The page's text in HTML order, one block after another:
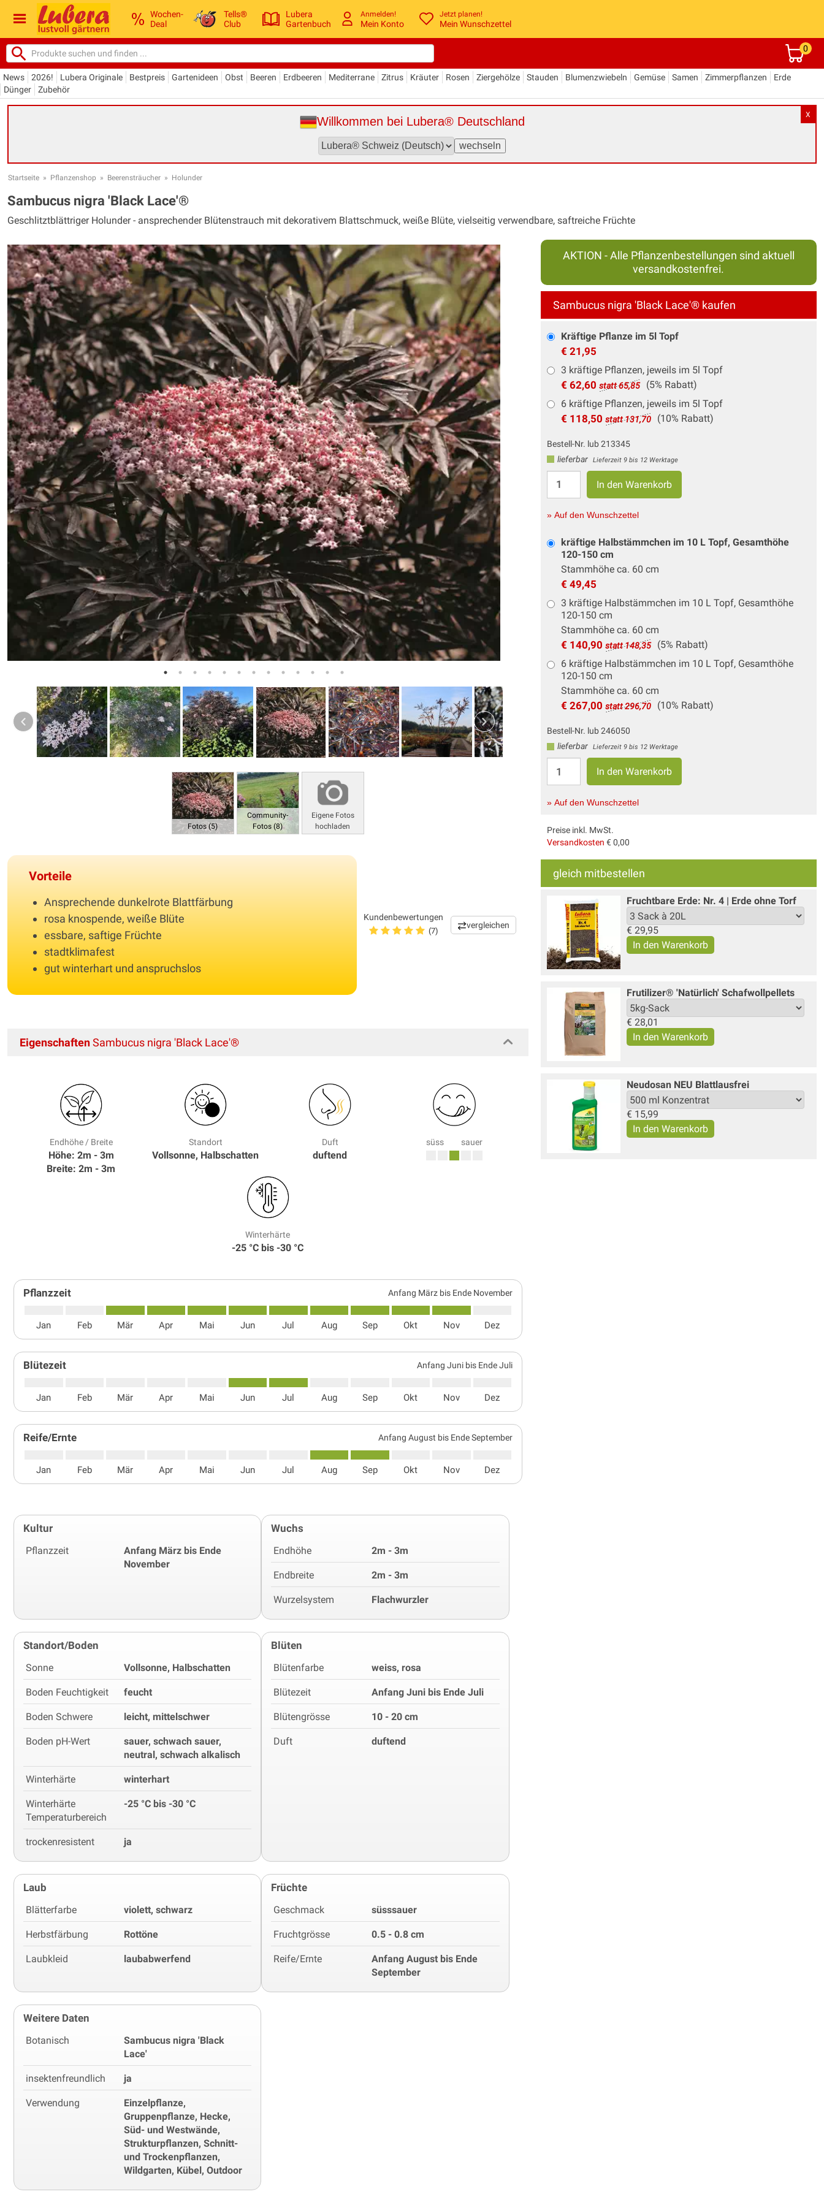
Wochen-
Deal
Tells®
Club
Lubera
Gartenbuch
Anmelden!
Mein Konto
Jetzt planen!
Mein Wunschzettel
0
News 2026! Lubera Originale Bestpreis Gartenideen Obst Beeren Erdbeeren Mediterrane Zitrus Kräuter Rosen Ziergehölze Stauden Blumenzwiebeln Gemüse Samen Zimmerpflanzen
Erde
Dünger
Zubehör
X
Willkommen bei Lubera® Deutschland
Startseite » Pflanzenshop » Beerensträucher » Holunder
Sambucus nigra 'Black Lace'®
Geschlitztblättriger Holunder - ansprechender Blütenstrauch mit dekorativem Blattschmuck, weiße Blüte, vielseitig verwendbare, saftreiche Früchte
Fotos (5)
Community-
Fotos (8)
Eigene Fotos
hochladen
Vorteile
Ansprechende dunkelrote Blattfärbung
rosa knospende, weiße Blüte
essbare, saftige Früchte
stadtklimafest
gut winterhart und anspruchslos
Kundenbewertungen
(7)
vergleichen
AKTION - Alle Pflanzenbestellungen sind aktuell
versandkostenfrei.
Sambucus nigra 'Black Lace'® kaufen
Kräftige Pflanze im 5l Topf
€ 21,95
3 kräftige Pflanzen, jeweils im 5l Topf
€ 62,60 statt 65,85
(5% Rabatt)
6 kräftige Pflanzen, jeweils im 5l Topf
€ 118,50 statt 131,70 (10% Rabatt)
Bestell-Nr. lub 213345
lieferbar
Lieferzeit 9 bis 12 Werktage
» Auf den Wunschzettel
kräftige Halbstämmchen im 10 L Topf, Gesamthöhe
120-150 cm
Stammhöhe ca. 60 cm
€ 49,45
3 kräftige Halbstämmchen im 10 L Topf, Gesamthöhe
120-150 cm
Stammhöhe ca. 60 cm
€ 140,90 statt 148,35
(5% Rabatt)
6 kräftige Halbstämmchen im 10 L Topf, Gesamthöhe
120-150 cm
Stammhöhe ca. 60 cm
€ 267,00 statt 296,70 (10% Rabatt)
Bestell-Nr. lub 246050
lieferbar
Lieferzeit 9 bis 12 Werktage
» Auf den Wunschzettel
Preise inkl. MwSt.
Versandkosten € 0,00
gleich mitbestellen
Fruchtbare Erde: Nr. 4 | Erde ohne Torf
€ 29,95
Frutilizer® 'Natürlich' Schafwollpellets
€ 28,01
Neudosan NEU Blattlausfrei
€ 15,99
EigenschaftenSambucus nigra 'Black Lace'®
Endhöhe / Breite
Höhe: 2m - 3m
Breite: 2m - 3m
Standort
Vollsonne, Halbschatten
Duft
duftend
süss sauer
Winterhärte
-25 °C bis -30 °C
Pflanzzeit Anfang März bis Ende November
Jan Feb Mär Apr Mai Jun Jul Aug Sep Okt Nov Dez
Blütezeit Anfang Juni bis Ende Juli
Jan Feb Mär Apr Mai Jun Jul Aug Sep Okt Nov Dez
Reife/Ernte Anfang August bis Ende September
Jan Feb Mär Apr Mai Jun Jul Aug Sep Okt Nov Dez
Kultur
Pflanzzeit
Anfang März bis Ende
November
Wuchs
Endhöhe 2m - 3m
Endbreite 2m - 3m
Wurzelsystem Flachwurzler
Standort/Boden
Sonne Vollsonne, Halbschatten
Boden Feuchtigkeit feucht
Boden Schwere leicht, mittelschwer
Boden pH-Wert
sauer, schwach sauer,
neutral, schwach alkalisch
Winterhärte winterhart
Winterhärte
Temperaturbereich
-25 °C bis -30 °C
trockenresistent ja
Blüten
Blütenfarbe weiss, rosa
Blütezeit Anfang Juni bis Ende Juli
Blütengrösse 10 - 20 cm
Duft duftend
Laub
Blätterfarbe violett, schwarz
Herbstfärbung Rottöne
Laubkleid laubabwerfend
Früchte
Geschmack süsssauer
Fruchtgrösse 0.5 - 0.8 cm
Reife/Ernte
Anfang August bis Ende
September
Weitere Daten
Botanisch
Sambucus nigra 'Black
Lace'
insektenfreundlich ja
Verwendung
Einzelpflanze,
Gruppenpflanze, Hecke,
Süd- und Westwände,
Strukturpflanzen, Schnitt-
und Trockenpflanzen,
Wildgarten, Kübel, Outdoor